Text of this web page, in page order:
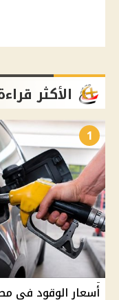
الأكثر
1